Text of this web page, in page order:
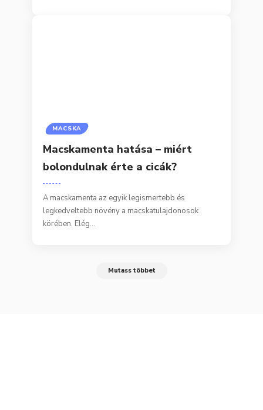
MACSKA
Macskamenta hatása – miért
bolondulnak érte a cicák?
A macskamenta az egyik legismertebb és
legkedveltebb növény a macskatulajdonosok
körében. Elég…
Mutass többet